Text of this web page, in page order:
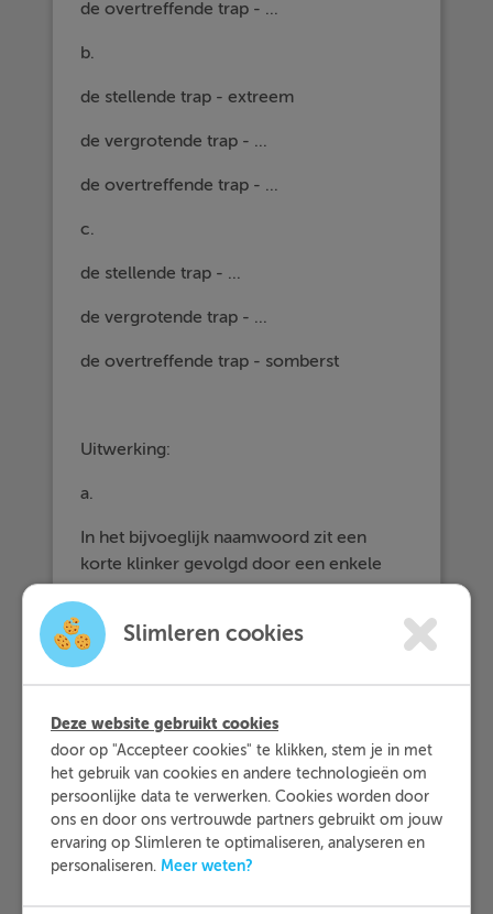
de overtreffende trap - ...
b.
de stellende trap - extreem
de vergrotende trap - ...
de overtreffende trap - ...
c.
de stellende trap - ...
de vergrotende trap - ...
de overtreffende trap - somberst
Uitwerking:
a.
In het bijvoeglijk naamwoord zit een
korte klinker gevolgd door een enkele
medeklinker. In dit geval verdubbelt de
medeklinker in de vergrotende trap.
fris - frisser - frist
dubbele klinker gevolgd door een enkele
medeklinker. In dit geval verdwijnt een
van de klinkers in de vergrotende trap.
extreem - extremer - extreemst
c. Het bijvoeglijk naamwoord eindigt op
Slimleren cookies
Deze website gebruikt cookies
door op "Accepteer cookies" te klikken, stem je in met
het gebruik van cookies en andere technologieën om
persoonlijke data te verwerken. Cookies worden door
ons en door ons vertrouwde partners gebruikt om jouw
ervaring op Slimleren te optimaliseren, analyseren en
personaliseren. Meer weten?